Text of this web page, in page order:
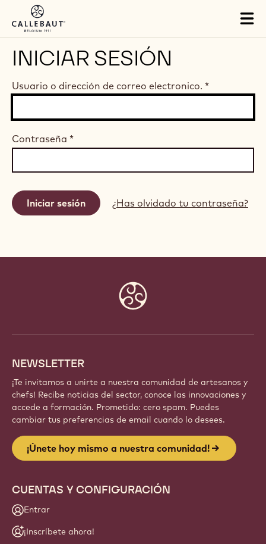
Skip to main content
INICIAR SESIÓN
Usuario o dirección de correo electronico. *
Contraseña *
¿Has olvidado tu contraseña?
NEWSLETTER
¡Te invitamos a unirte a nuestra comunidad de artesanos y
chefs! Recibe noticias del sector, conoce las innovaciones y
accede a formación. Prometido: cero spam. Puedes
cambiar tus preferencias de email cuando lo desees.
¡Únete hoy mismo a nuestra comunidad!
CUENTAS Y CONFIGURACIÓN
Entrar
¡Inscríbete ahora!